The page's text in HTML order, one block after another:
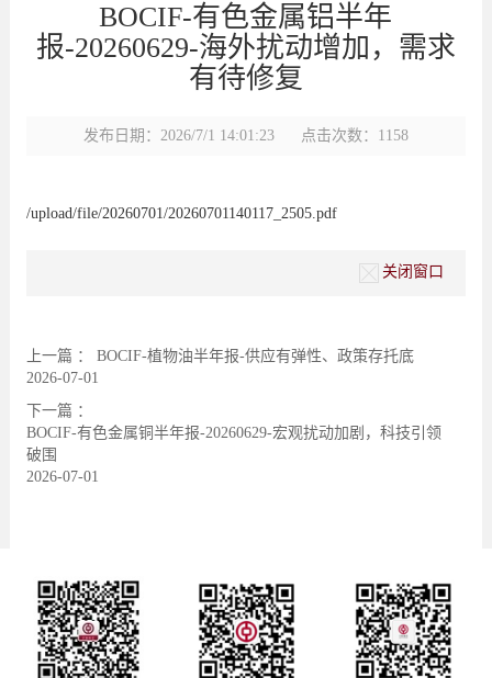
BOCIF-有色金属铝半年
报-20260629-海外扰动增加，需求
有待修复
发布日期：2026/7/1 14:01:23 点击次数：1158
/upload/file/20260701/20260701140117_2505.pdf
关闭窗口
上一篇 ： BOCIF-植物油半年报-供应有弹性、政策存托底
2026-07-01
下一篇 ：
BOCIF-有色金属铜半年报-20260629-宏观扰动加剧，科技引领
破围
2026-07-01